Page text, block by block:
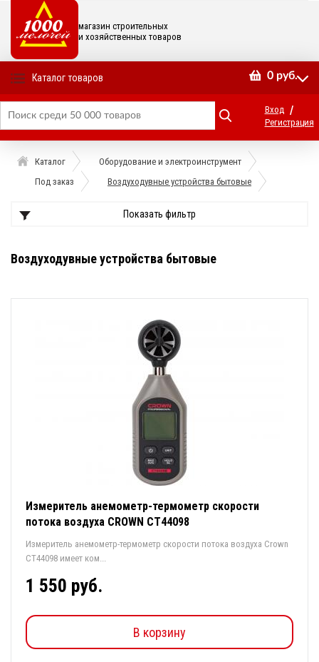
магазин строительных
и хозяйственных товаров
Каталог товаров 0 руб.
Вход /
Регистрация
Каталог
Оборудование и электроинструмент
Под заказ
Воздуходувные устройства бытовые
Показать фильтр
Воздуходувные устройства бытовые
Измеритель анемометр-термометр скорости
потока воздуха CROWN CT44098
Измеритель анемометр-термометр скорости потока воздуха Crown
CT44098 имеет ком...
1 550 руб.
В корзину